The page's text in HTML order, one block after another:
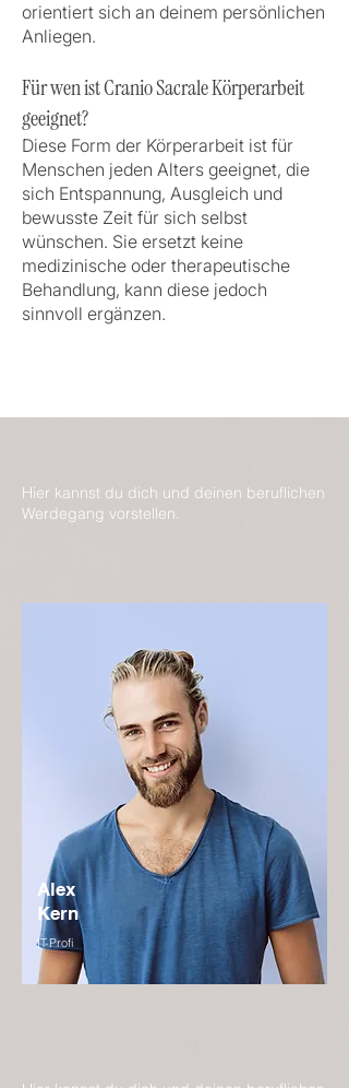
orientiert sich an deinem persönlichen
Anliegen.
Für wen ist Cranio Sacrale Körperarbeit
geeignet?
Diese Form der Körperarbeit ist für
Menschen jeden Alters geeignet, die
sich Entspannung, Ausgleich und
bewusste Zeit für sich selbst
wünschen. Sie ersetzt keine
medizinische oder therapeutische
Behandlung, kann diese jedoch
sinnvoll ergänzen.
Hier kannst du dich und deinen beruflichen
Werdegang vorstellen.
Alex
Kern
IT-Profi